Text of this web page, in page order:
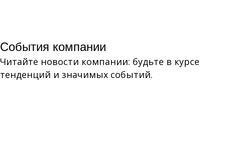
События компании
Читайте новости компании: будьте в курсе
тенденций и значимых событий.